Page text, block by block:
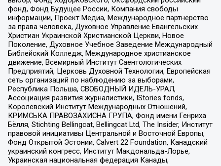
фонд, Фонд Будущее России, Компания свободы
информации, Проект Медиа, Международное партнерство
за права человека, Духовное Управление Евангельских
Христиан Украинской Христианской Церкви, Новое
Поколение, Духовное Учебное Заведение Международный
Библейский Колледж, Международное христианское
движение, Всемирный Институт Саентологических
Предприятий, Церковь Духовной Технологии, Европейская
сеть организаций по наблюдению за выборами,
Республика Польша, СВОБОДНЫЙ ИДЕЛЬ-УРАЛ,
Ассоциация развития журналистики, IStories fonds,
Королевский Институт Международных Отношений,
КРИМСЬКА ПРАВОЗАХИСНА ГРУПА, Фонд имени Генриха
Бёлля, Stichting Bellingcat, Bellingcat Ltd, The Insider, Институт
правовой инициативы Центральной и Восточной Европы,
Фонд Открытой Эстонии, Calvert 22 Foundation, Канадский
украинский конгресс, Институт Макдональда-Лорье,
Украинская национальная федерация Канады,